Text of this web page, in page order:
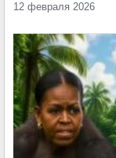
12 февраля 2026